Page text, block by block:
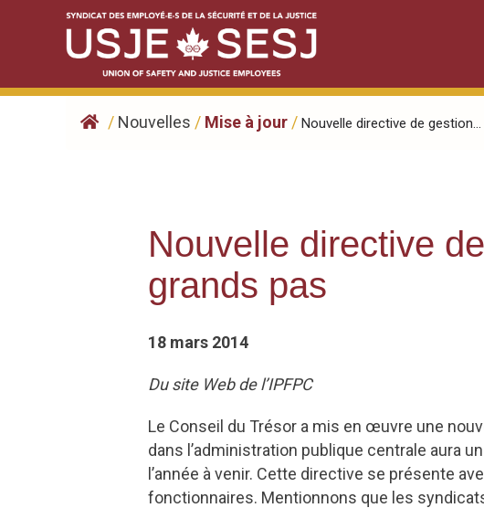
/ Nouvelles / Mise à jour / Nouvelle directive de gestion...
Nouvelle directive
grands pas
18 mars 2014
Du site Web de l’IPFPC
Le Conseil du Trésor a mis en œuvre une
dans l’administration publique centrale aura
l’année à venir. Cette directive se présente
fonctionnaires. Mentionnons que les